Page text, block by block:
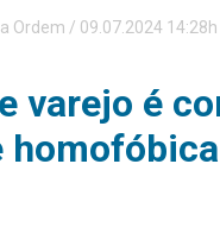
Ordem / 09.07.2024 14:28h
varejo é